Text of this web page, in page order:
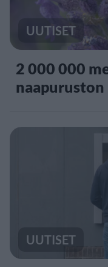
UUTISET
2 000 000
UUTISET